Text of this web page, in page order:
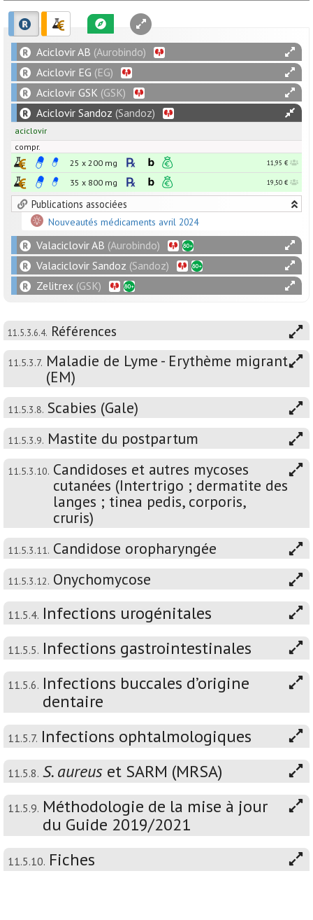
Aciclovir AB (Aurobindo)
Aciclovir EG (EG)
Aciclovir GSK (GSK)
Aciclovir Sandoz (Sandoz)
aciclovir
compr.
25 x 200 mg 11,95 €
35 x 800 mg 19,50 €
Publications associées
Nouveautés médicaments avril 2024
Valaciclovir AB (Aurobindo)
Valaciclovir Sandoz (Sandoz)
Zelitrex (GSK)
11.5.3.6.4. Références
11.5.3.7. Maladie de Lyme - Erythème migrant
(EM)
11.5.3.8. Scabies (Gale)
11.5.3.9. Mastite du postpartum
11.5.3.10. Candidoses et autres mycoses
cutanées (Intertrigo ; dermatite des
langes ; tinea pedis, corporis,
cruris)
11.5.3.11. Candidose oropharyngée
11.5.3.12. Onychomycose
11.5.4. Infections urogénitales
11.5.5. Infections gastrointestinales
11.5.6. Infections buccales d’origine
dentaire
11.5.7. Infections ophtalmologiques
11.5.8. S. aureus et SARM (MRSA)
11.5.9. Méthodologie de la mise à jour
du Guide 2019/2021
11.5.10. Fiches